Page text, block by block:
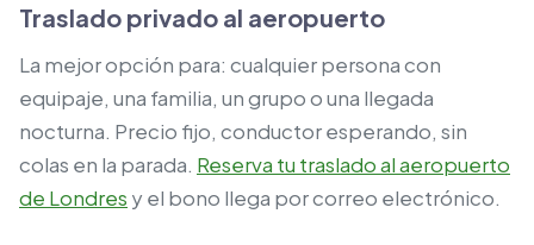
Traslado privado al aeropuerto
La mejor opción para: cualquier persona con
equipaje, una familia, un grupo o una llegada
nocturna. Precio fijo, conductor esperando, sin
colas en la parada. Reserva tu traslado al aeropuerto
de Londres y el bono llega por correo electrónico.